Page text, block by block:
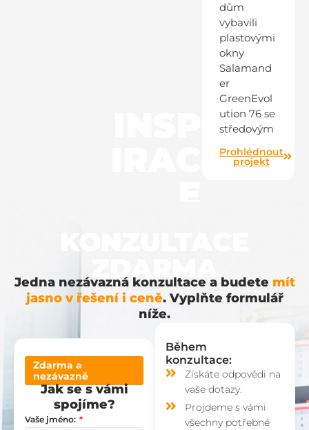
dům
vybavili
plastovými
okny
Salamand
er
GreenEvol
ution 76 se
středovým
Prohlédnout
projekt
ZDARMA
Jedna nezávazná konzultace a budete mít
jasno v řešení i ceně. Vyplňte formulář
níže.
Zdarma a
nezávazně
Jak se s vámi
spojíme?
Vaše jméno:
Během
konzultace:
Získáte odpovědi na
vaše dotazy.
Projdeme s vámi
všechny potřebné